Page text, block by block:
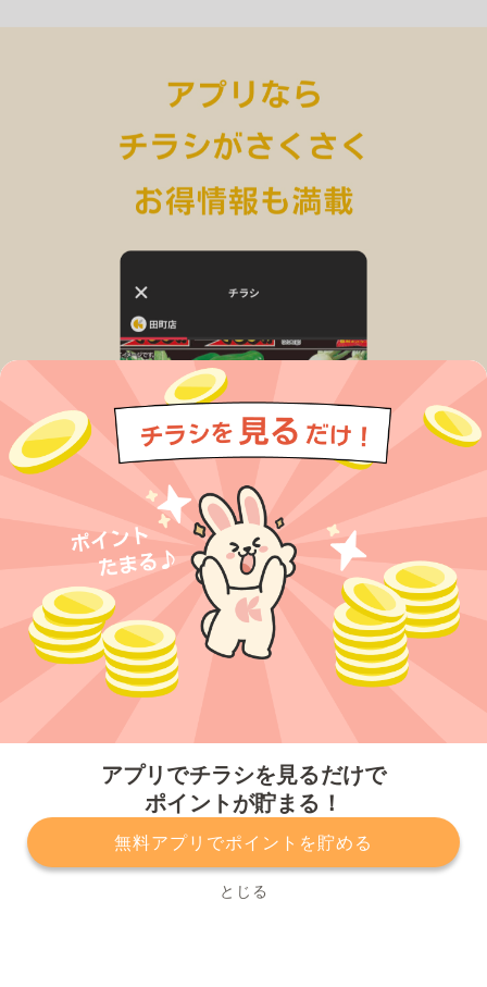
アプリでチラシを見るだけで
ポイントが貯まる！
無料アプリでポイントを貯める
とじる
プライバシーポリシー 利用規約
運営会社
サービスに関してのお問い合わせ